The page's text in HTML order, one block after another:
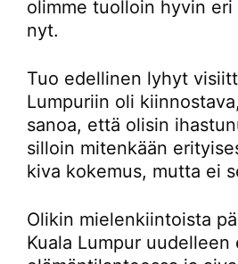
olimme tuolloin hyvin eri
nyt.
Tuo edellinen lyhyt
Lumpuriin oli
sanoa, että olisin
silloin mitenkään
kiva kokemus, mutta ei
Olikin mielenkiintoista
Kuala Lumpur uudelleen